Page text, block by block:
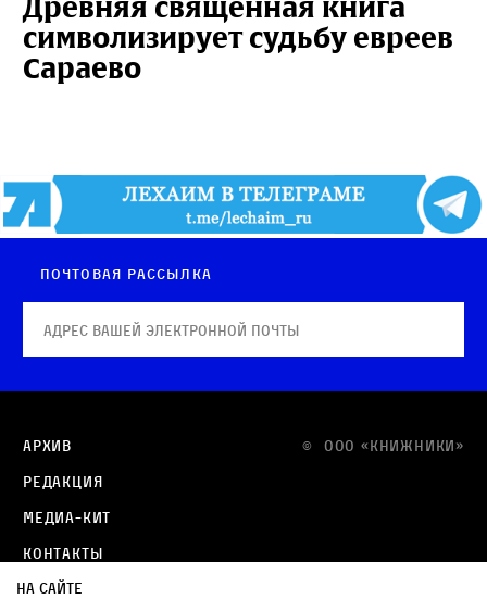
символизирует судьбу евреев
Сараево
Почтовая рассылка
© OOO «КНИЖНИКИ»
Архив
Редакция
Медиа-кит
Контакты
Политика в отношении обработки персональных
На сайте